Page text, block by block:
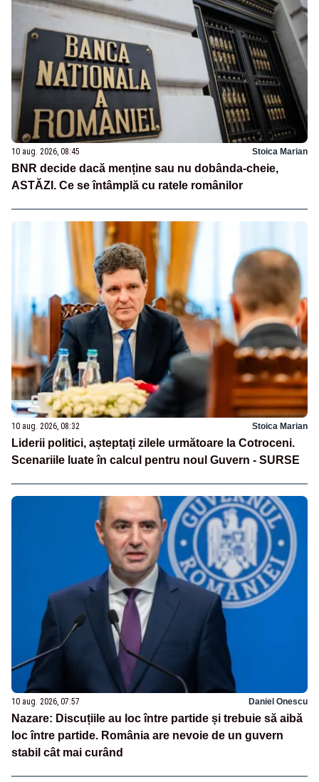
10 aug. 2026, 08:45 Stoica Marian
BNR decide dacă menține sau nu dobânda-cheie,
ASTĂZI. Ce se întâmplă cu ratele românilor
10 aug. 2026, 08:32 Stoica Marian
Liderii politici, așteptați zilele următoare la Cotroceni.
Scenariile luate în calcul pentru noul Guvern - SURSE
10 aug. 2026, 07:57 Daniel Onescu
Nazare: Discuțiile au loc între partide și trebuie să aibă
loc între partide. România are nevoie de un guvern
stabil cât mai curând